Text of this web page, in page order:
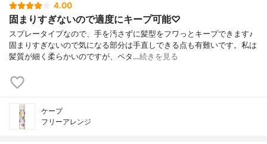
4.00
固まりすぎないので適度にキープ可能♡
スプレータイプなので、手を汚さずに髪型をフワっとキープできます♪
固まりすぎないので気になる部分は手直しできる点も有難いです。私は
髪質が細く柔らかいのですが、ペタ…続きを見る
ケープ
フリーアレンジ